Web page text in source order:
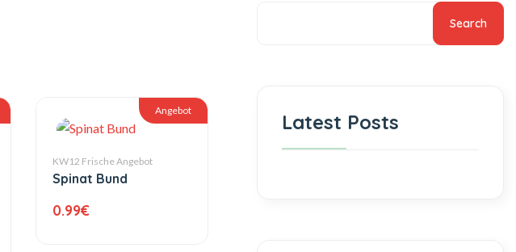
Angebot
KW12 Frische Angebot
Spinat Bund
0.99€
Search
Latest Posts